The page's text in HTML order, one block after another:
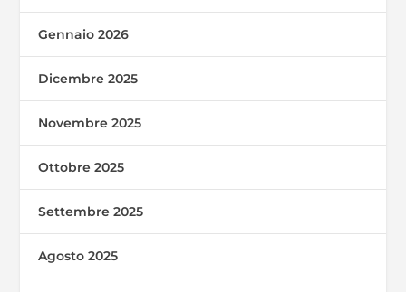
Gennaio 2026
Dicembre 2025
Novembre 2025
Ottobre 2025
Settembre 2025
Agosto 2025